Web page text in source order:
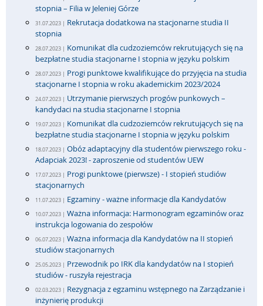
stopnia – Filia w Jeleniej Górze
31.07.2023 | Rekrutacja dodatkowa na stacjonarne studia II
stopnia
28.07.2023 | Komunikat dla cudzoziemców rekrutujących się na
bezpłatne studia stacjonarne I stopnia w języku polskim
28.07.2023 | Progi punktowe kwalifikujące do przyjęcia na studia
stacjonarne I stopnia w roku akademickim 2023/2024
24.07.2023 | Utrzymanie pierwszych progów punkowych –
kandydaci na studia stacjonarne I stopnia
19.07.2023 | Komunikat dla cudzoziemców rekrutujących się na
bezpłatne studia stacjonarne I stopnia w języku polskim
18.07.2023 | Obóz adaptacyjny dla studentów pierwszego roku -
Adapciak 2023! - zaproszenie od studentów UEW
17.07.2023 | Progi punktowe (pierwsze) - I stopień studiów
stacjonarnych
11.07.2023 | Egzaminy - ważne informacje dla Kandydatów
10.07.2023 | Ważna informacja: Harmonogram egzaminów oraz
instrukcja logowania do zespołów
06.07.2023 | Ważna informacja dla Kandydatów na II stopień
studiów stacjonarnych
25.05.2023 | Przewodnik po IRK dla kandydatów na I stopień
studiów - ruszyła rejestracja
02.03.2023 | Rezygnacja z egzaminu wstępnego na Zarządzanie i
inżynierię produkcji